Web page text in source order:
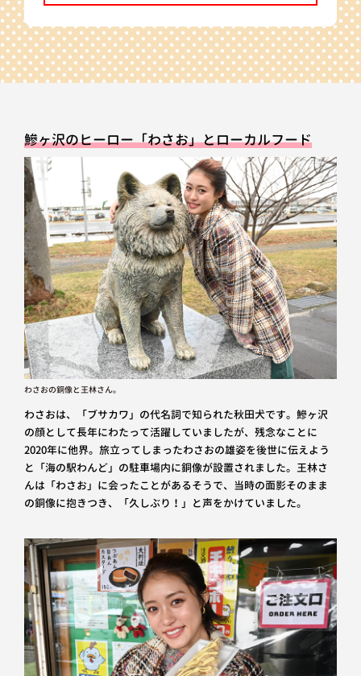
鰺ヶ沢のヒーロー「わさお」とローカルフード
わさおの銅像と王林さん。
わさおは、「ブサカワ」の代名詞で知られた秋田犬です。鰺ヶ沢
の顔として長年にわたって活躍していましたが、残念なことに
2020年に他界。旅立ってしまったわさおの雄姿を後世に伝えよう
と「海の駅わんど」の駐車場内に銅像が設置されました。王林さ
んは「わさお」に会ったことがあるそうで、当時の面影そのまま
の銅像に抱きつき、「久しぶり！」と声をかけていました。